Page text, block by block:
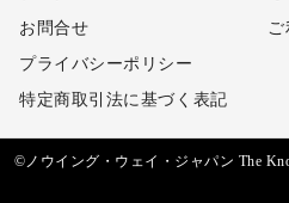
お問合せ
ご
プライバシーポリシー
特定商取引法に基づく表記
©ノウイング・ウェイ・ジャパン The